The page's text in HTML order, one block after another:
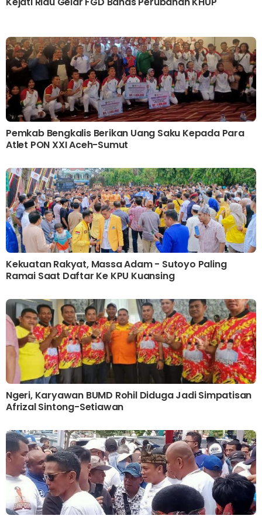
Pemkab Bengkalis Berikan Uang Saku Kepada Para
Atlet PON XXI Aceh-Sumut
Kekuatan Rakyat, Massa Adam - Sutoyo Paling
Ramai Saat Daftar Ke KPU Kuansing
Ngeri, Karyawan BUMD Rohil Diduga Jadi Simpatisan
Afrizal Sintong-Setiawan